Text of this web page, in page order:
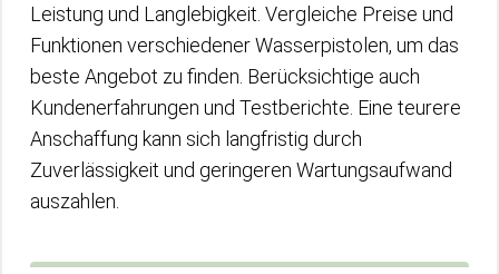
Leistung und Langlebigkeit. Vergleiche Preise und
Funktionen verschiedener Wasserpistolen, um das
beste Angebot zu finden. Berücksichtige auch
Kundenerfahrungen und Testberichte. Eine teurere
Anschaffung kann sich langfristig durch
Zuverlässigkeit und geringeren Wartungsaufwand
auszahlen.